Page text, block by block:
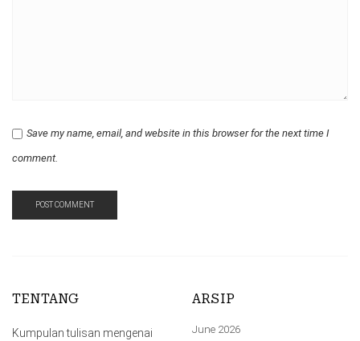
Save my name, email, and website in this browser for the next time I
comment.
TENTANG
Kumpulan tulisan mengenai
ARSIP
June 2026